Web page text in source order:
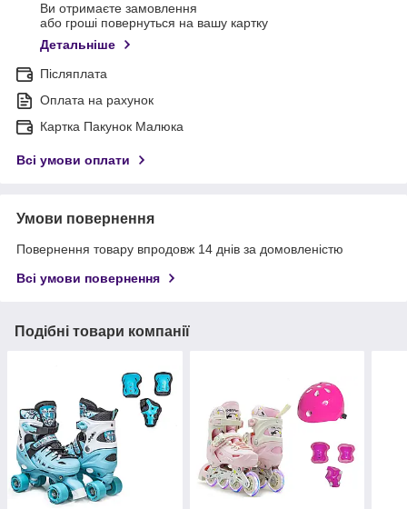
Ви отримаєте замовлення
або гроші повернуться на вашу картку
Детальніше
Післяплата
Оплата на рахунок
Картка Пакунок Малюка
Всі умови оплати
Умови повернення
Повернення товару впродовж 14 днів за домовленістю
Всі умови повернення
Подібні товари компанії